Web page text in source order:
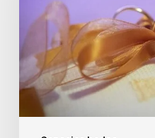
para
llevar
las
alianzas